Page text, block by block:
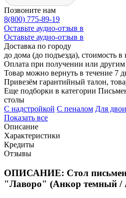
Позвоните нам
8(800) 775-89-19
Оставьте аудио-отзыв в
Оставьте аудио-отзыв в
Доставка по городу
до дома (до подъезда), стоимость в
Оплата при получении или другим
Товар можно вернуть в течение 7
Привезём гарантийный талон,
Еще подборки в категории
столы
C надстройкой C пеналом Для
Показать все
Описание
Характеристики
Кредиты
Отзывы
ОПИСАНИЕ: Стол
"Лаворо" (Анкор темный /